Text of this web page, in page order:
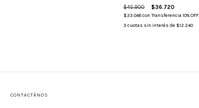
$45.900 $36.720
$33.048con Transferencia 10% OFF
3 cuotas sin interés de $12.240
CONTACTÁNOS